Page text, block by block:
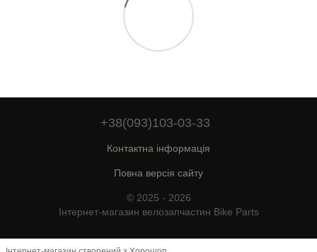
+38(093)103-03-33
Контактна інформація
Повна версія сайту
© 2025 - 2026
Інтернет-магазин велозапчастин Bike Parts